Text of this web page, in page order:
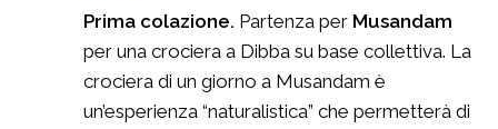
Prima colazione. Partenza per Musandam
per una crociera a Dibba su base collettiva. La
crociera di un giorno a Musandam è
un’esperienza “naturalistica” che permetterà di